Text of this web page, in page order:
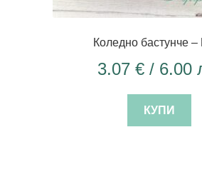
Коледно бастунче –
3.07 € / 6.00
КУПИ